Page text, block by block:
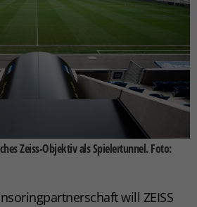
Zeiss-Objektiv als Spielertunnel. Foto:
will ZEISS